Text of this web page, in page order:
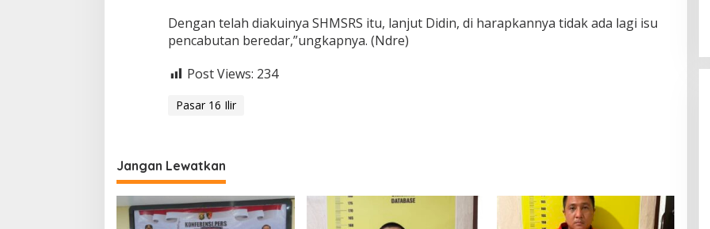
Dengan telah diakuinya SHMSRS itu, lanjut Didin, di harapkannya tidak ada lagi isu
pencabutan beredar,”ungkapnya. (Ndre)
Post Views: 234
Pasar 16 Ilir
Jangan Lewatkan